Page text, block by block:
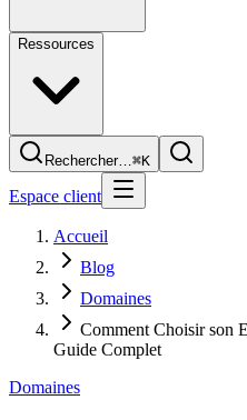
Ressources
Rechercher…⌘K
Espace client
Accueil
Blog
Domaines
Comment Choisir son
Guide Complet
Domaines